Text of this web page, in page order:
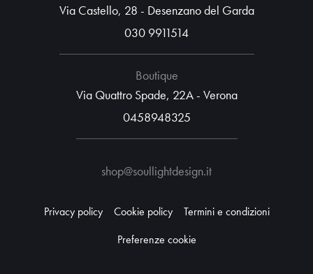
Via Castello, 28 - Desenzano del Garda
030 9911514
Boutique
Via Quattro Spade, 22A - Verona
0458948325
shop@soullightdesign.it
Privacy policy Cookie policy
Termini e condizioni
Preferenze cookie